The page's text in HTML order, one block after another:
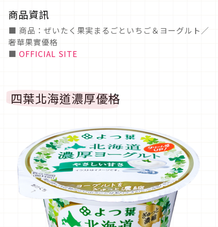
商品資訊
■ 商品：ぜいたく果実まるごといちご＆ヨーグルト／
奢華果實優格
■ OFFICIAL SITE
四葉北海道濃厚優格